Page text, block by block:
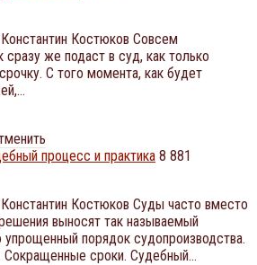
Костюков Совсем
сразу же подаст в суд, как только
С того момента, как будет
процесс и практика 8 881
Костюков Суды часто вместо
выносят так называемый
упрощенный порядок судопроизводства.
Сокращенные сроки. Судебный…